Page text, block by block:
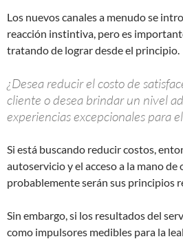
Los nuevos canales a menudo se
reacción instintiva, pero es
tratando de lograr desde el principio.
¿Desea reducir el costo de
cliente o desea brindar un nivel
experiencias excepcionales para
Si está buscando reducir costos,
autoservicio y el acceso a la mano
probablemente serán sus principios
Sin embargo, si los resultados del
como impulsores medibles para la